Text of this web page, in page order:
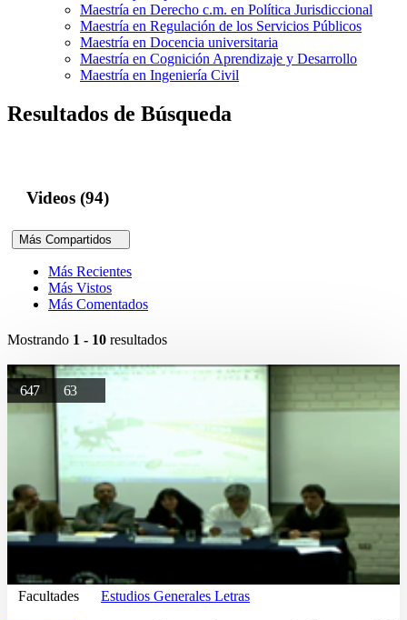
Maestría en Derecho c.m. en Política Jurisdiccional
Maestría en Regulación de los Servicios Públicos
Maestría en Docencia universitaria
Maestría en Cognición Aprendizaje y Desarrollo
Maestría en Ingeniería Civil
Resultados de Búsqueda
Videos (94)
Más Compartidos
Más Recientes
Más Vistos
Más Comentados
Mostrando 1 - 10 resultados
647 63
Facultades Estudios Generales Letras